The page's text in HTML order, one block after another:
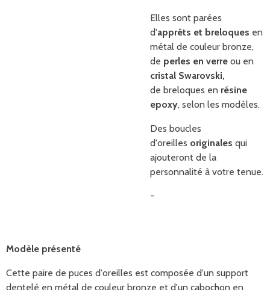
Elles sont parées
d'apprêts et breloques en
métal de couleur bronze,
de perles en verre ou en
cristal Swarovski,
de breloques en résine
epoxy, selon les modèles.
Des boucles
d'oreilles originales qui
ajouteront de la
personnalité à votre tenue.
-
Modèle présenté
Cette paire de puces d'oreilles est composée d'un support
dentelé en métal de couleur bronze et d'un cabochon en